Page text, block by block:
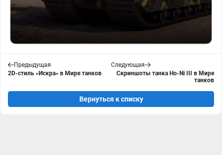
Предыдущая
2D-стиль «Искра» в Мире танков
Следующая
Скриншоты танка Ho-Ni III в Мире
танков
Вернуться к списку